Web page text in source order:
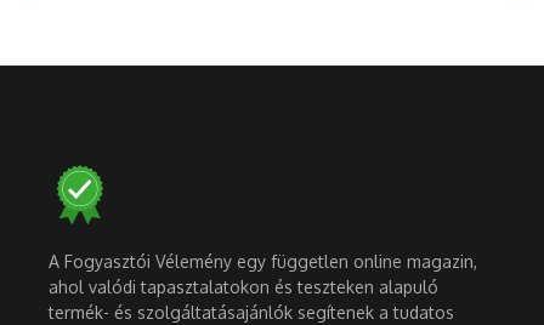
A Fogyasztói Vélemény egy független online magazin,
ahol valódi tapasztalatokon és teszteken alapuló
termék- és szolgáltatásajánlók segítenek a tudatos